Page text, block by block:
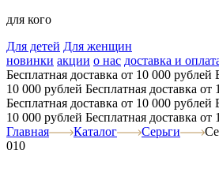
для кого
Для детей Для женщин
новинки акции о нас доставка и
Бесплатная доставка от 10 000 рублей
10 000 рублей Бесплатная доставка от
Бесплатная доставка от 10 000 рублей
10 000 рублей Бесплатная доставка от
Главная
Каталог Серьги
010